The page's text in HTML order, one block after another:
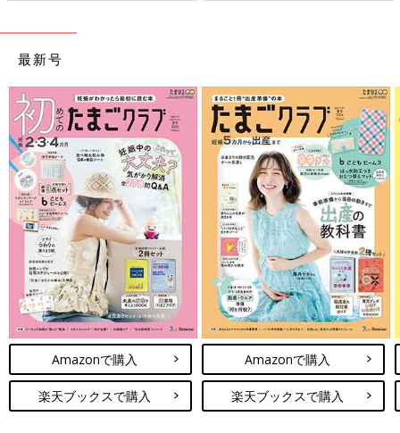
最新号
Amazonで購入
楽天ブックスで購入
Amazonで購入
楽天ブックスで購入